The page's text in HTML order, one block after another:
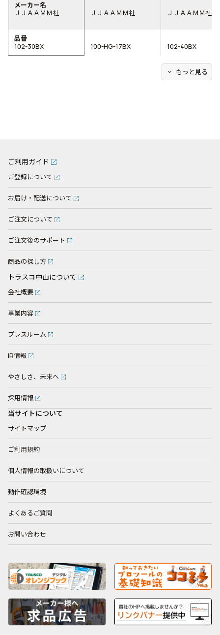
メーカー名
ＪＪＡＡＭＭ社
ＪＪＡＡＭＭ社 ＪＪＡＡＭＭ社
品番
102-30BX
100-HG-17BX 102-40BX
expand_more もっと見る
ご利用ガイド
ご登録について
お届け・配送について
ご注文について
ご注文後のサポート
商品の探し方
トラスコ中山について
会社概要
事業内容
プレスルーム
IR情報
やさしさ、未来へ
採用情報
当サイトについて
サイトマップ
ご利用規約
個人情報の取扱いについて
動作確認環境
よくあるご質問
お問い合わせ